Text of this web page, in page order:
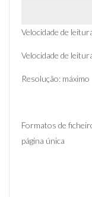
Velocidade de
Velocidade de
Resolução: máximo
Formatos de
página única